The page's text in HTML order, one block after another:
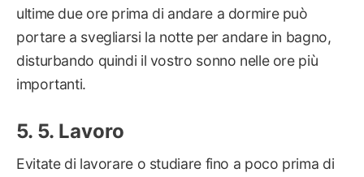
ultime due ore prima di andare a dormire può
portare a svegliarsi la notte per andare in bagno,
disturbando quindi il vostro sonno nelle ore più
importanti.
5. Lavoro
Evitate di lavorare o studiare fino a poco prima di